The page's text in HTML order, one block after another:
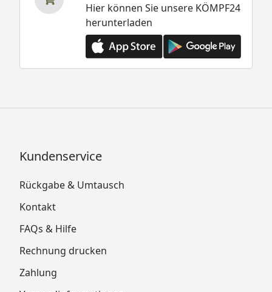
Hier können Sie unsere KÖMPF24
herunterladen
Kundenservice
Rückgabe & Umtausch
Kontakt
FAQs & Hilfe
Rechnung drucken
Zahlung